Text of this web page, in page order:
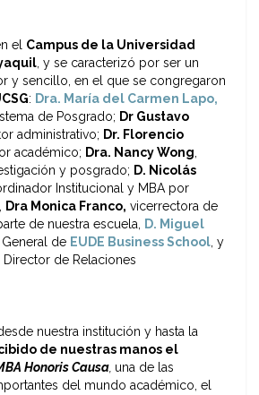
el Campus de la Universidad
, y se caracterizó por ser un
y sencillo, en el que se congregaron
: Dra. María del Carmen Lapo,
de Posgrado; Dr Gustavo
administrativo; Dr. Florencio
académico; Dra. Nancy Wong,
y posgrado; D. Nicolás
Institucional y MBA por
Dra Monica Franco, vicerrectora de
de nuestra escuela, D. Miguel
de EUDE Business School, y
Director de Relaciones
nuestra institución y hasta la
de nuestras manos el
Honoris Causa, una de las
del mundo académico, el